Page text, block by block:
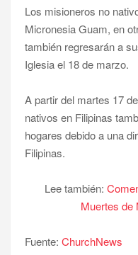
Los misioneros no
Micronesia Guam, en
también regresarán a
Iglesia el 18 de marzo.
A partir del martes 17
nativos en Filipinas
hogares debido a una
Filipinas.
Lee también:
Muertes de
Fuente: ChurchNews